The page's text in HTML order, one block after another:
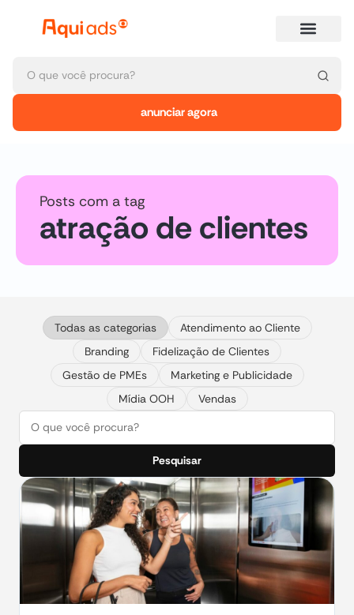
anunciar agora
Posts com a tag
atração de clientes
Todas as categorias
Atendimento ao Cliente
Branding
Fidelização de Clientes
Gestão de PMEs
Marketing e Publicidade
Mídia OOH
Vendas
Pesquisar